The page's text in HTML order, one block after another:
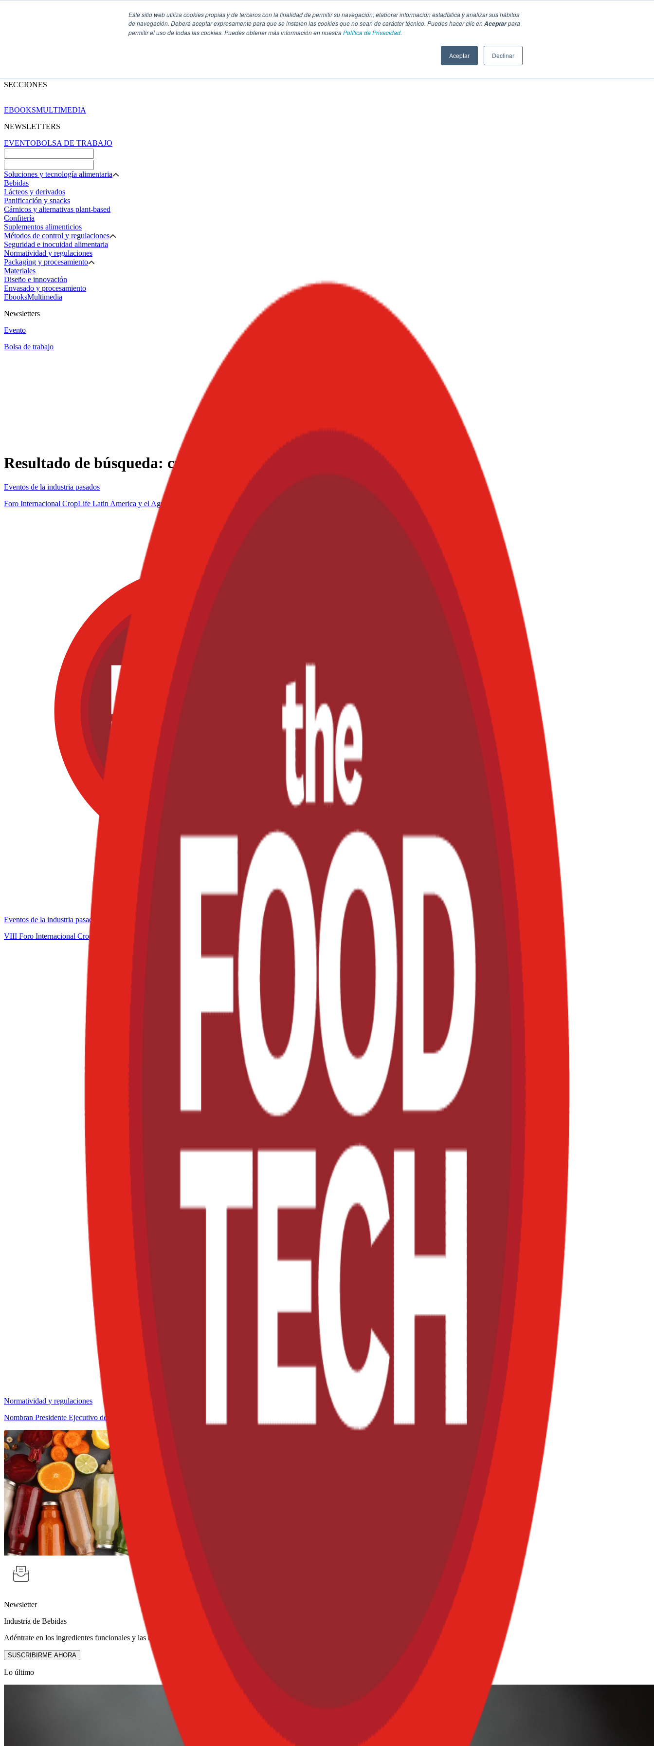
Este sitio web utiliza cookies propias y de terceros con la finalidad de permitir su navegación, elaborar información estadística y analizar sus hábitos
de navegación. Deberá aceptar expresamente para que se instalen las cookies que no sean de carácter técnico. Puedes hacer clic enAceptarpara
permitir el uso de todas las cookies. Puedes obtener más información en nuestraPolítica de Privacidad.
Aceptar Declinar
SECCIONES
EBOOKSMULTIMEDIA
NEWSLETTERS
EVENTOBOLSA DE TRABAJO
Soluciones y tecnología alimentaria
Bebidas
Lácteos y derivados
Panificación y snacks
Cárnicos y alternativas plant-based
Confitería
Suplementos alimenticios
Métodos de control y regulaciones
Seguridad e inocuidad alimentaria
Normatividad y regulaciones
Packaging y procesamiento
Materiales
Diseño e innovación
Envasado y procesamiento
EbooksMultimedia
Newsletters
Evento
Bolsa de trabajo
Resultado de búsqueda: croplife latin america
Eventos de la industria pasados
Foro Internacional CropLife Latin America y el Agricultor Primero. Innovación e Inocuidad: Desafíos agroalimentarios del siglo XXI
Eventos de la industria pasados
VIII Foro Internacional CropLife Latin America 2015
Normatividad y regulaciones
Nombran Presidente Ejecutivo de CropLife Latin America
Newsletter
Industria de Bebidas
Adéntrate en los ingredientes funcionales y las tendencias en desarrollo e innovación de bebidas.
SUSCRIBIRME AHORA
Lo último